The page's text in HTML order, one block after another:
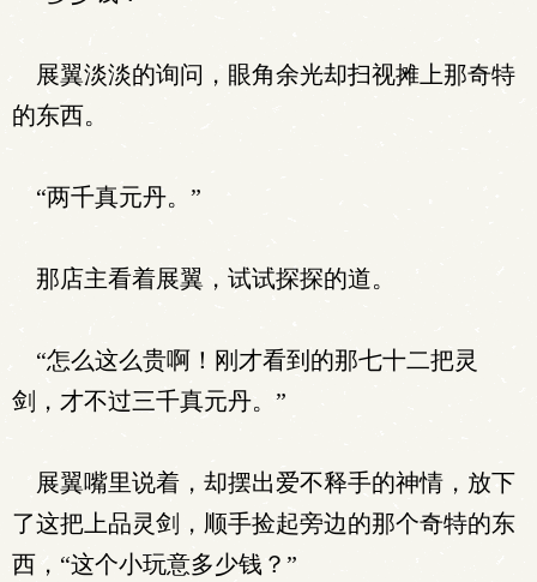
展翼淡淡的询问，眼角余光却扫视摊上那奇特
的东西。
“两千真元丹。”
那店主看着展翼，试试探探的道。
“怎么这么贵啊！刚才看到的那七十二把灵
剑，才不过三千真元丹。”
展翼嘴里说着，却摆出爱不释手的神情，放下
了这把上品灵剑，顺手捡起旁边的那个奇特的东
西，“这个小玩意多少钱？”